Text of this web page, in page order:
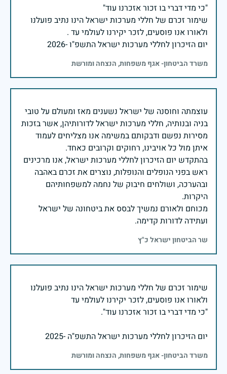
שימור זכרם של חללי מערכות ישראל הינו נתיב פועלנו
יום הזיכרון לחללי מערכות ישראל התשפ"ו -2026
משרד הביטחון- אגף משפחות, הנצחה ומורשת
עוצמתה וחוסנה של ישראל נשענים מאז ומעולם על טובי
בניה ובנותיה, חללי מערכות ישראל לדורותיהן, אשר בזכות
מסירות נפשם ודבקותם במשימה אנו מצליחים לעמוד
בהתקדש יום הזיכרון לחללי מערכות ישראל, אנו מרכינים
ראש בפני הנופלים והנופלות, נוצרים את זכרם באהבה
ובהערכה, ושולחים חיבוק של נחמה למשפחותיהם
מכוחם ולאורם נמשיך לבסס את ביטחונה של ישראל
ועתידה לדורות קדימה.
שר הביטחון ישראל כ"ץ
שימור זכרם של חללי מערכות ישראל הינו נתיב פועלנו
יום הזיכרון לחללי מערכות ישראל התשפ"ה -2025
משרד הביטחון- אגף משפחות, הנצחה ומורשת